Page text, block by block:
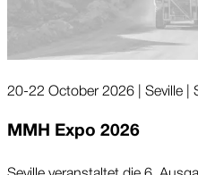
20-22 October 2026 | Seville |
MMH Expo 2026